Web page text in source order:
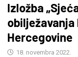
Izložba
obilježavanja
Hercegovine
18. novembra 2022.